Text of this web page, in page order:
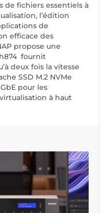
de fichiers essentiels à
l’édition
de
efficace des
propose une
h874 fournit
deux fois la vitesse
SSD M.2 NVMe
pour les
à haut